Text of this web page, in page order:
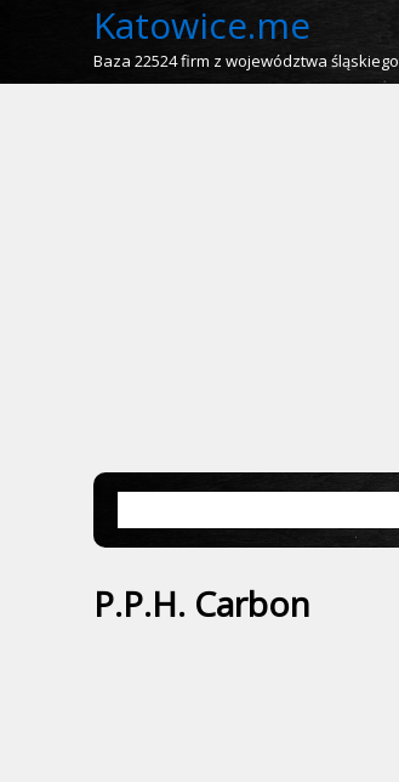
Katowice.me
Baza 22524 firm z województwa śląskiego
P.P.H. Carbon